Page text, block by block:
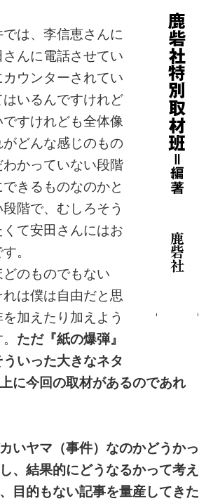
は、李信恵さんに
んに電話させてい
ウンターされてい
いるんですけれど
すけれども全体像
どんな感じのもの
かっていない段階
きるものなのかと
階で、むしろそう
て安田さんにはお
。
のものでもない
は僕は自由だと思
加えたり加えよう
ただ『紙の爆弾』
いった大きなネタ
に今回の取材があるのであれ
いヤマ（事件）なのかどうかっ
、結果的にどうなるかって考え
目的もない記事を量産してきた